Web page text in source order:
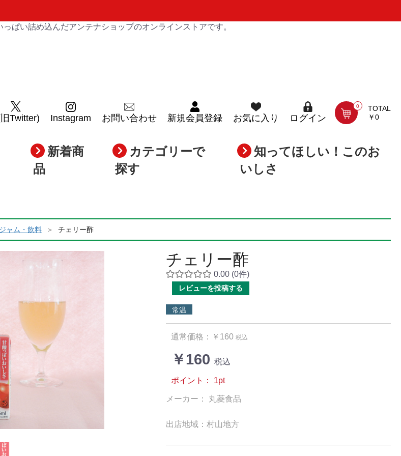
ぱい詰め込んだアンテナショップのオンラインストアです。
Twitter) Instagram お問い合わせ 新規会員登録 お気に入り ログイン
0
TOTAL
￥0
新着商
品
カテゴリーで
探す
知ってほしい！このお
いしさ
ジャム・飲料 チェリー酢
チェリー酢
0.00 (0件)
レビューを投稿する
常温
通常価格：￥160 税込
￥160 税込
ポイント： 1pt
メーカー： 丸菱食品
出店地域：村山地方